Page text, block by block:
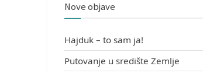
Nove objave
Hajduk – to sam ja!
Putovanje u središte Zemlje